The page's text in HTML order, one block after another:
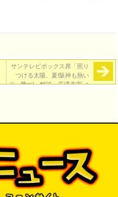
サンテレビボックス席「照り
つける太陽、夏!阪神も熱い
ぞ、勝つ!」解説・広澤克実→